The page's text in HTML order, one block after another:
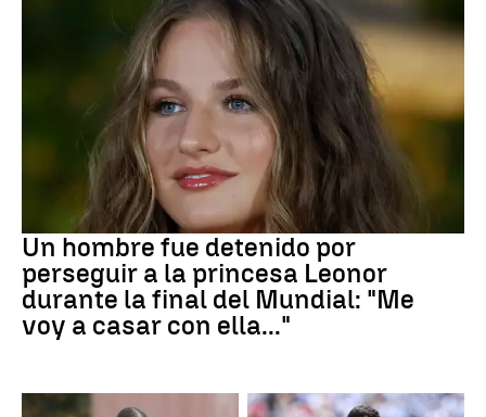
Mundial 2026
Un hombre fue detenido por
perseguir a la princesa Leonor
durante la final del Mundial: "Me
voy a casar con ella..."